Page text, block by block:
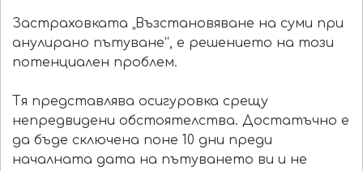
Застраховката „Възстановяване на суми при
анулирано пътуване“, е решението на този
потенциален проблем.
Тя представлява осигуровка срещу
непредвидени обстоятелства. Достатъчно е
да бъде сключена поне 10 дни преди
началната дата на пътуването ви и не